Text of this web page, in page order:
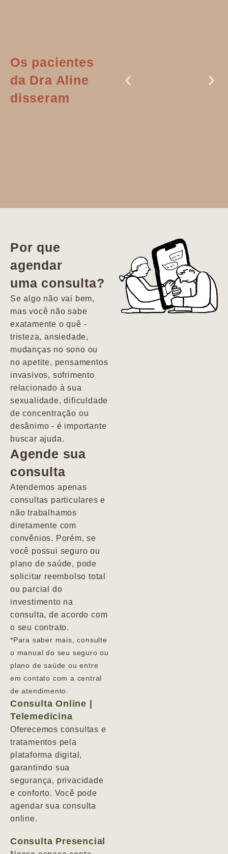
Os pacientes
da Dra Aline
disseram
vida. Ela me
encontrou num
estado misto de
depressão e
agitação com
pensamentos
Por que
agendar
uma consulta?
Se algo não vai bem,
mas você não sabe
exatamente o quê -
tristeza, ansiedade,
mudanças no sono ou
no apetite, pensamentos
invasivos, sofrimento
relacionado à sua
sexualidade, dificuldade
de concentração ou
desânimo - é importante
buscar ajuda.
Agende sua
consulta
Atendemos apenas
consultas particulares e
não trabalhamos
diretamente com
convênios. Porém, se
você possui seguro ou
plano de saúde, pode
solicitar reembolso total
ou parcial do
investimento na
consulta, de acordo com
o seu contrato.
*Para saber mais, consulte
o manual do seu seguro ou
plano de saúde ou entre
em contato com a central
de atendimento.
Consulta Online |
Telemedicina
Oferecemos consultas e
tratamentos pela
plataforma digital,
garantindo sua
segurança, privacidade
e conforto. Você pode
agendar sua consulta
online.
Consulta Presencial